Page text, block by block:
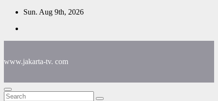
Skip
content
Sun. Aug 9th, 2026
www.jakarta-tv. com